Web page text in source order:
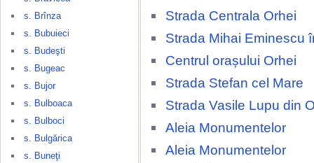
s. Brînza
s. Bubuieci
s. Budeşti
s. Bugeac
s. Bujor
s. Bulboaca
s. Bulboci
s. Bulgărica
s. Buneţi
Strada Centrala Orhei
Strada Mihai Eminescu
Centrul orașului Orhei
Strada Stefan cel Mare
Strada Vasile Lupu din
Aleia Monumentelor
Aleia Monumentelor